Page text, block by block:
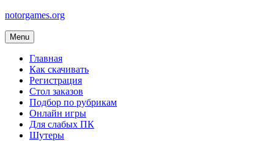
Skip
content
notorgames.org
Menu
Главная
Как скачивать
Регистрация
Стол заказов
Подбор по рубрикам
Онлайн игры
Для слабых ПК
Шутеры